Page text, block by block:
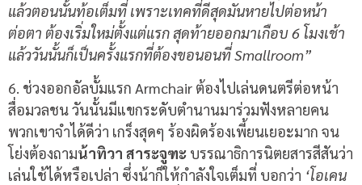
แล้วตอนนั้นท้อเต็มที่ เพราะเทคที่ดีสุดมันหายไปต่อหน้า
ต่อตา ต้องเริ่มใหม่ตั้งแต่แรก สุดท้ายออกมาเกือบ 6 โมงเช้า
แล้ววันนั้นก็เป็นครั้งแรกที่ต้องขอนอนที่ Smallroom”
6. ช่วงออกอัลบั้มแรก Armchair ต้องไปเล่นดนตรีต่อหน้า
สื่อมวลชน วันนั้นมีแขกระดับตำนานมาร่วมฟังหลายคน
พวกเขาจำได้ดีว่า เกร็งสุดๆ ร้องผิดร้องเพี้ยนเยอะมาก จน
โย่งต้องถามน้าทิวา สาระจูฑะ บรรณาธิการนิตยสารสีสันว่า
เล่นใช้ได้หรือเปล่า ซึ่งน้าก็ให้กำลังใจเต็มที่ บอกว่า ‘โอเคน